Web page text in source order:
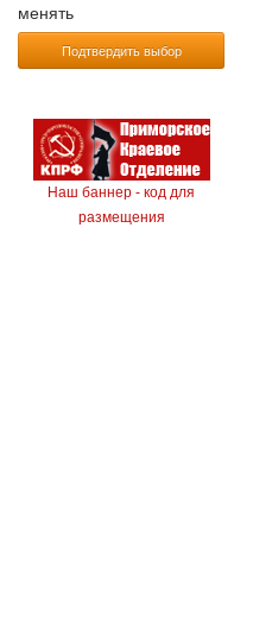
менять
Подтвердить выбор
Наш баннер - код для
размещения